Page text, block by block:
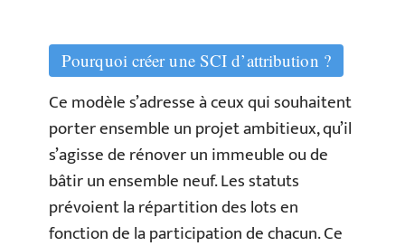
Pourquoi créer une SCI d’attribution ?
Ce modèle s’adresse à ceux qui souhaitent
porter ensemble un projet ambitieux, qu’il
s’agisse de rénover un immeuble ou de
bâtir un ensemble neuf. Les statuts
prévoient la répartition des lots en
fonction de la participation de chacun. Ce